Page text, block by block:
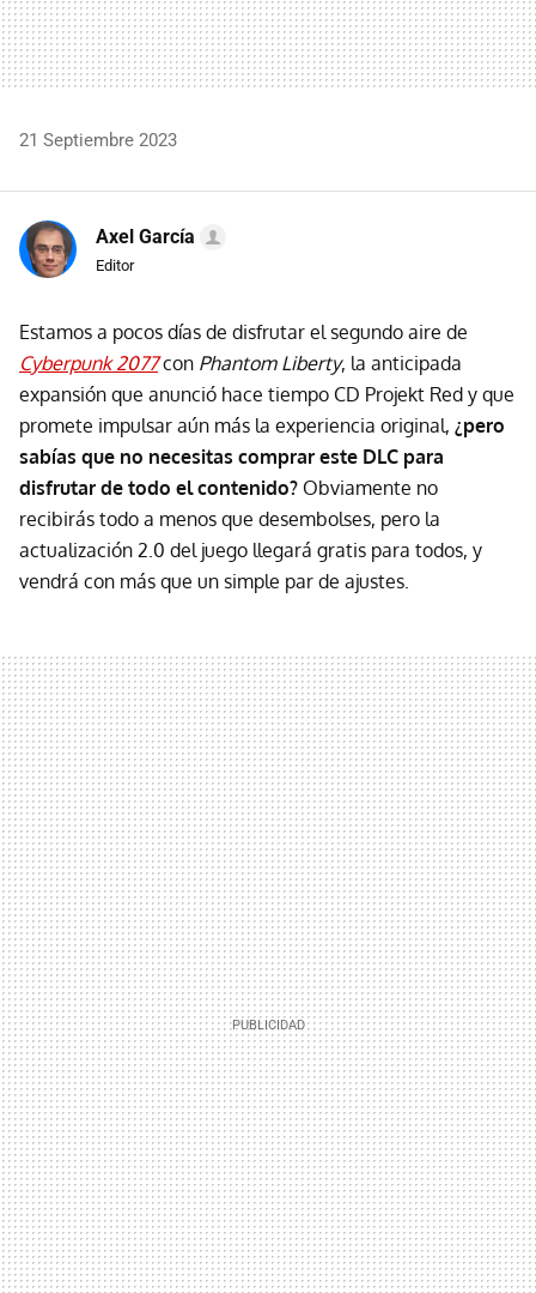
21 Septiembre 2023
Axel García
Editor
Estamos a pocos días de disfrutar el segundo aire de
Cyberpunk 2077con Phantom Liberty, la anticipada
expansión que anunció hace tiempo CD Projekt Red y que
promete impulsar aún más la experiencia original, ¿pero
sabías que no necesitas comprar este DLC para
disfrutar de todo el contenido? Obviamente no
recibirás todo a menos que desembolses, pero la
actualización 2.0 del juego llegará gratis para todos, y
vendrá con más que un simple par de ajustes.